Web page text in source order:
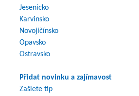
Jesenicko
Karvinsko
Novojičínsko
Opavsko
Ostravsko
Přidat novinku a zajímavost
Zašlete tip